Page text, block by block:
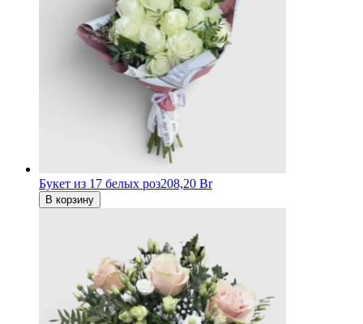
Букет из 17 белых роз208,20 Br
В корзину